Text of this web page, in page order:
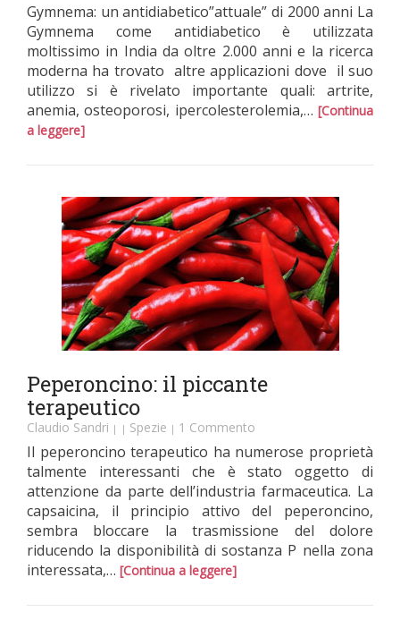
Gymnema: un antidiabetico”attuale” di 2000 anni La
Gymnema come antidiabetico è utilizzata
moltissimo in India da oltre 2.000 anni e la ricerca
moderna ha trovato altre applicazioni dove il suo
utilizzo si è rivelato importante quali: artrite,
anemia, osteoporosi, ipercolesterolemia,… [Continua
a leggere]
Peperoncino: il piccante
terapeutico
Claudio Sandri | | Spezie | 1 Commento
Il peperoncino terapeutico ha numerose proprietà
talmente interessanti che è stato oggetto di
attenzione da parte dell’industria farmaceutica. La
capsaicina, il principio attivo del peperoncino,
sembra bloccare la trasmissione del dolore
riducendo la disponibilità di sostanza P nella zona
interessata,… [Continua a leggere]